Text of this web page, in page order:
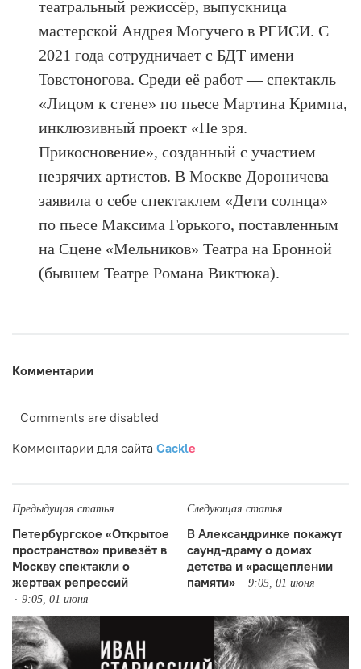
театральный режиссёр, выпускница
мастерской Андрея Могучего в РГИСИ. С
2021 года сотрудничает с БДТ имени
Товстоногова. Среди её работ — спектакль
«Лицом к стене» по пьесе Мартина Кримпа,
инклюзивный проект «Не зря.
Прикосновение», созданный с участием
незрячих артистов. В Москве Дороничева
заявила о себе спектаклем «Дети солнца»
по пьесе Максима Горького, поставленным
на Сцене «Мельников» Театра на Бронной
(бывшем Театре Романа Виктюка).
Комментарии
Comments are disabled
Комментарии для сайта Cackle
Предыдущая статья
Петербургское «Открытое
пространство» привезёт в
Москву спектакли о
жертвах репрессий
9:05, 01 июня
Следующая статья
В Александринке покажут
саунд-драму о домах
детства и «расщеплении
памяти»
9:05, 01 июня